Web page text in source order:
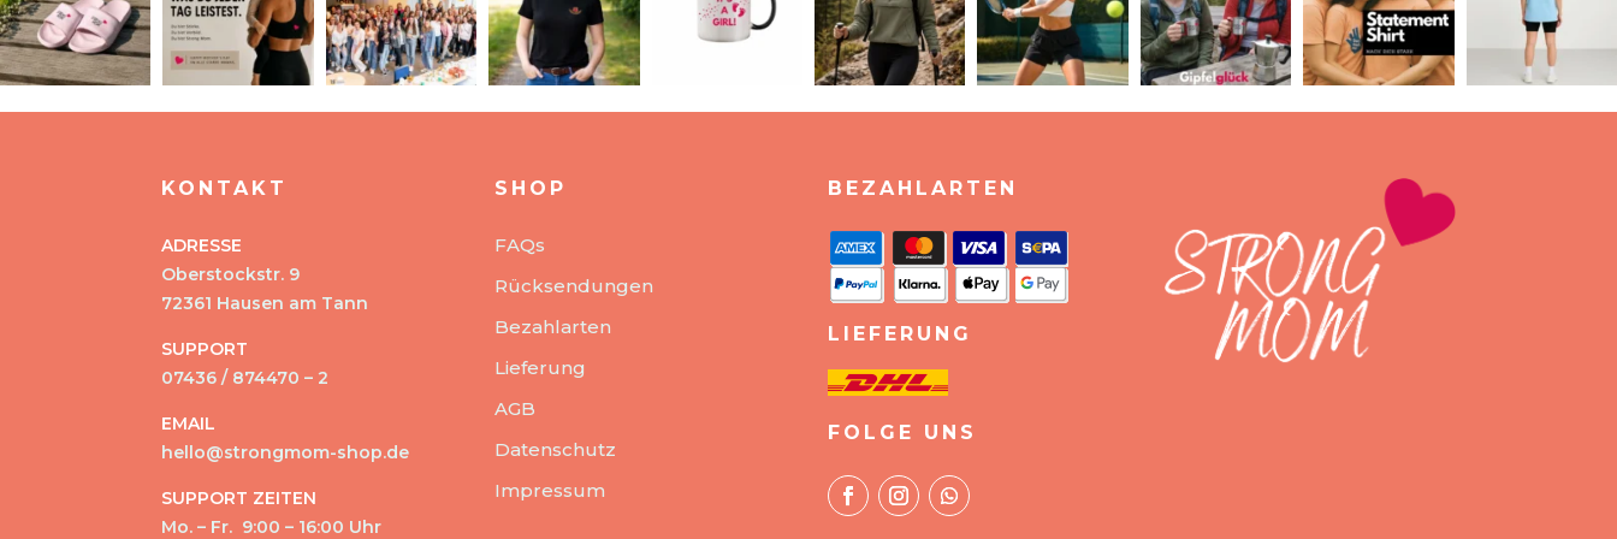
KONTAKT
ADRESSE
Oberstockstr. 9
72361 Hausen am Tann
SUPPORT
07436 / 874470 – 2
EMAIL
hello@strongmom-shop.de
SUPPORT ZEITEN
Mo. – Fr. 9:00 – 16:00 Uhr
SHOP
FAQs
Rücksendungen
Bezahlarten
Lieferung
AGB
Datenschutz
Impressum
BEZAHLARTEN
LIEFERUNG
FOLGE UNS